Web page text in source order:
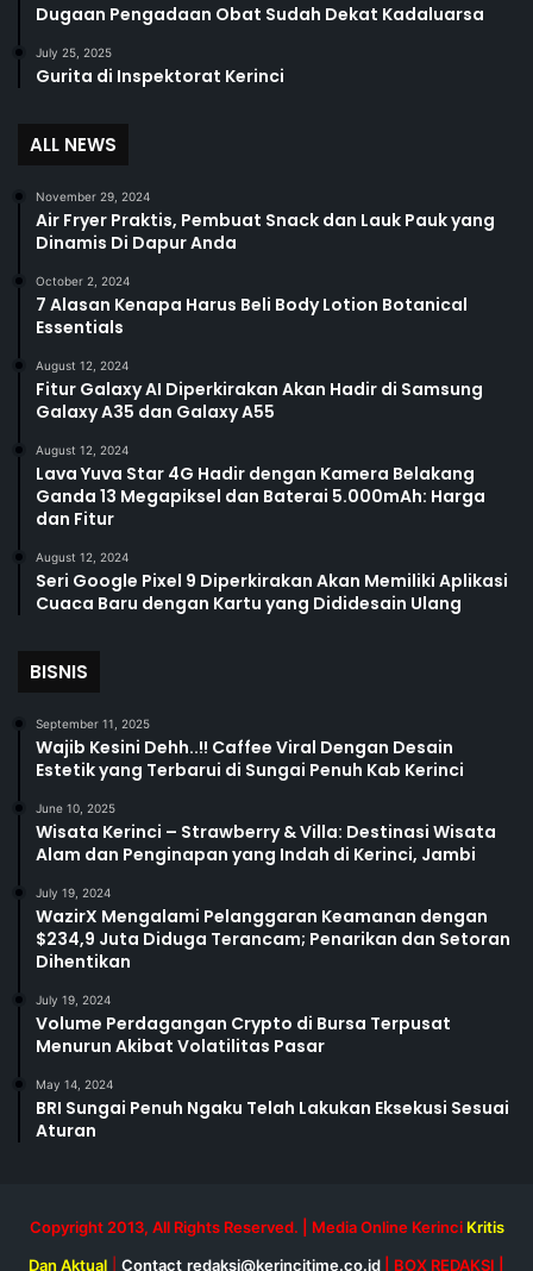
Dugaan Pengadaan Obat Sudah Dekat Kadaluarsa
July 25, 2025
Gurita di Inspektorat Kerinci
ALL NEWS
November 29, 2024
Air Fryer Praktis, Pembuat Snack dan Lauk Pauk yang
Dinamis Di Dapur Anda
October 2, 2024
7 Alasan Kenapa Harus Beli Body Lotion Botanical
Essentials
August 12, 2024
Fitur Galaxy AI Diperkirakan Akan Hadir di Samsung
Galaxy A35 dan Galaxy A55
August 12, 2024
Lava Yuva Star 4G Hadir dengan Kamera Belakang
Ganda 13 Megapiksel dan Baterai 5.000mAh: Harga
dan Fitur
August 12, 2024
Seri Google Pixel 9 Diperkirakan Akan Memiliki Aplikasi
Cuaca Baru dengan Kartu yang Dididesain Ulang
BISNIS
September 11, 2025
Wajib Kesini Dehh..!! Caffee Viral Dengan Desain
Estetik yang Terbarui di Sungai Penuh Kab Kerinci
June 10, 2025
Wisata Kerinci – Strawberry & Villa: Destinasi Wisata
Alam dan Penginapan yang Indah di Kerinci, Jambi
July 19, 2024
WazirX Mengalami Pelanggaran Keamanan dengan
$234,9 Juta Diduga Terancam; Penarikan dan Setoran
Dihentikan
July 19, 2024
Volume Perdagangan Crypto di Bursa Terpusat
Menurun Akibat Volatilitas Pasar
May 14, 2024
BRI Sungai Penuh Ngaku Telah Lakukan Eksekusi Sesuai
Aturan
Copyright 2013, All Rights Reserved. | Media Online Kerinci Kritis
Dan Aktual
Contact redaksi@kerincitime.co.id BOX REDAKSI